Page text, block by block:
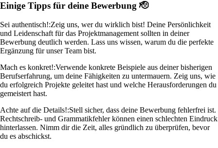
Einige Tipps für deine Bewerbung 🫡
Sei authentisch!:Zeig uns, wer du wirklich bist! Deine Persönlichkeit
und Leidenschaft für das Projektmanagement sollten in deiner
Bewerbung deutlich werden. Lass uns wissen, warum du die perfekte
Ergänzung für unser Team bist.
Mach es konkret!:Verwende konkrete Beispiele aus deiner bisherigen
Berufserfahrung, um deine Fähigkeiten zu untermauern. Zeig uns, wie
du erfolgreich Projekte geleitet hast und welche Herausforderungen du
gemeistert hast.
Achte auf die Details!:Stell sicher, dass deine Bewerbung fehlerfrei ist.
Rechtschreib- und Grammatikfehler können einen schlechten Eindruck
hinterlassen. Nimm dir die Zeit, alles gründlich zu überprüfen, bevor
du es abschickst.